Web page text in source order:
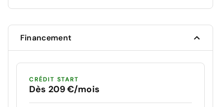
Financement
CRÉDIT START
Dès 209 €/mois